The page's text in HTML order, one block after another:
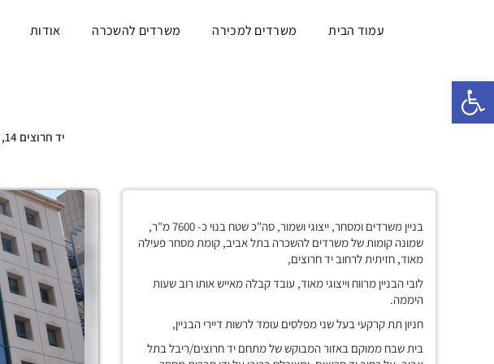
פתח סרגל נגישות
עמוד הבית משרדים למכירה משרדים להשכרה אודות
יד חרוצים 14,
בניין משרדים ומסחר, ייצוגי ושמור, סה"כ שטח בנוי כ- 7600 מ"ר,
שמונה קומות של משרדים להשכרה בתל אביב, קומת מסחר פעילה
מאוד, חזיתית לרחוב יד חרוצים,
לובי הבניין מרווח וייצוגי מאוד, עובד קבלה מאייש אותו רוב שעות
היממה.
חניון תת קרקעי בעל שני מפלסים עומד לרשות דיירי הבניין,
בית שבח ממוקם באזור המבוקש של מתחם יד חרוצים/ריבל בתל